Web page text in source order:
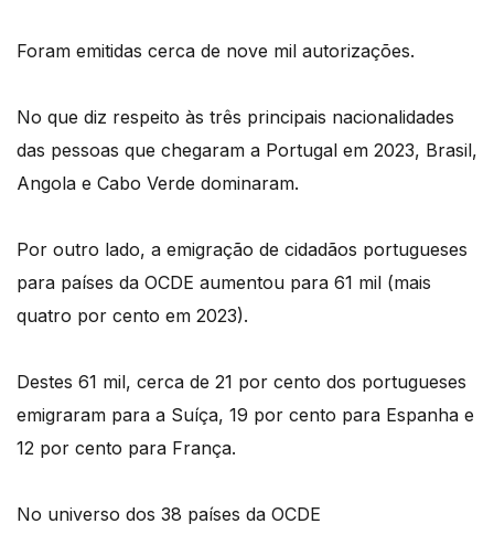
Foram emitidas cerca de nove mil autorizações.
No que diz respeito às três principais nacionalidades
das pessoas que chegaram a Portugal em 2023, Brasil,
Angola e Cabo Verde dominaram.
Por outro lado, a emigração de cidadãos portugueses
para países da OCDE aumentou para 61 mil (mais
quatro por cento em 2023).
Destes 61 mil, cerca de 21 por cento dos portugueses
emigraram para a Suíça, 19 por cento para Espanha e
12 por cento para França.
No universo dos 38 países da OCDE